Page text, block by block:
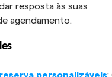
resposta às suas
agendamento.